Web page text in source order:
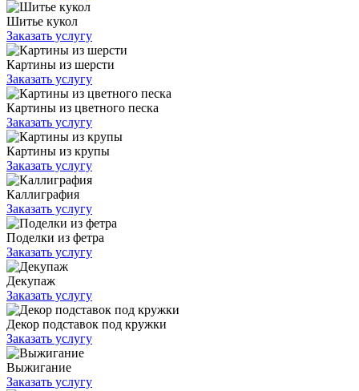
Шитье кукол
Заказать услугу
Картины из шерсти
Заказать услугу
Картины из цветного песка
Заказать услугу
Картины из крупы
Заказать услугу
Каллиграфия
Заказать услугу
Поделки из фетра
Заказать услугу
Декупаж
Заказать услугу
Декор подставок под кружки
Заказать услугу
Выжигание
Заказать услугу